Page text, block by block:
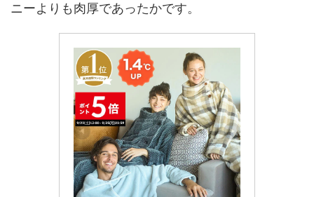
ニーよりも肉厚であったかです。